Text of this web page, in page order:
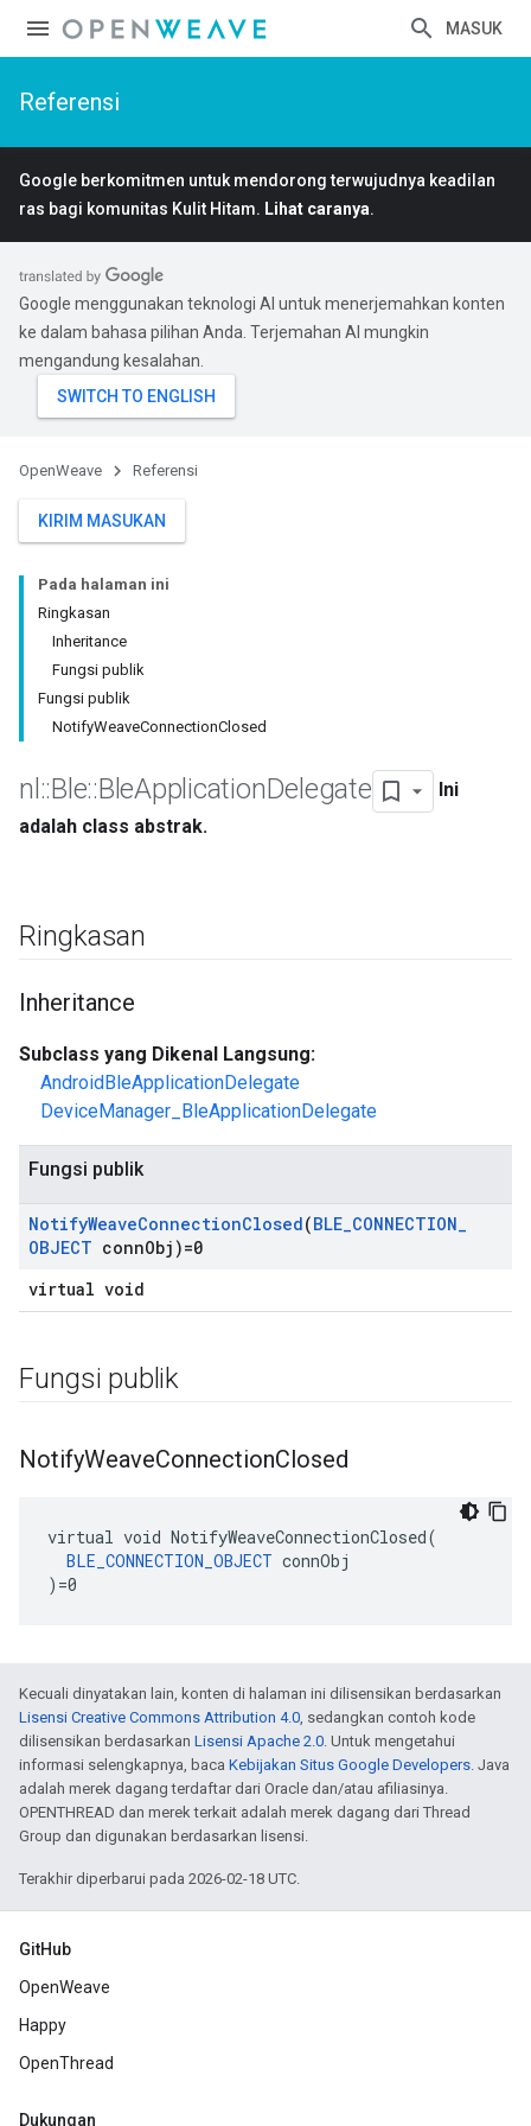
MASUK
Referensi
Google berkomitmen untuk mendorong terwujudnya keadilan
ras bagi komunitas Kulit Hitam. Lihat caranya.
Google menggunakan teknologi AI untuk menerjemahkan konten
ke dalam bahasa pilihan Anda. Terjemahan AI mungkin
mengandung kesalahan.
OpenWeave Referensi
KIRIM MASUKAN
Pada halaman ini
Ringkasan
Inheritance
Fungsi publik
Fungsi publik
NotifyWeaveConnectionClosed
nl ::Ble::BleApplicationDelegate
Ini
adalah class abstrak.
Ringkasan
Inheritance
Subclass yang Dikenal Langsung:
AndroidBleApplicationDelegate
DeviceManager_BleApplicationDelegate
Fungsi publik
NotifyWeaveConnectionClosed(BLE_CONNECTION_
OBJECT connObj)=0
virtual void
Fungsi publik
NotifyWeaveConnectionClosed
virtual void NotifyWeaveConnectionClosed(
BLE_CONNECTION_OBJECT connObj
)=0
Kecuali dinyatakan lain, konten di halaman ini dilisensikan berdasarkan
Lisensi Creative Commons Attribution 4.0, sedangkan contoh kode
dilisensikan berdasarkan Lisensi Apache 2.0. Untuk mengetahui
informasi selengkapnya, baca Kebijakan Situs Google Developers. Java
adalah merek dagang terdaftar dari Oracle dan/atau afiliasinya.
OPENTHREAD dan merek terkait adalah merek dagang dari Thread
Group dan digunakan berdasarkan lisensi.
Terakhir diperbarui pada 2026-02-18 UTC.
GitHub
OpenWeave
Happy
OpenThread
Dukungan